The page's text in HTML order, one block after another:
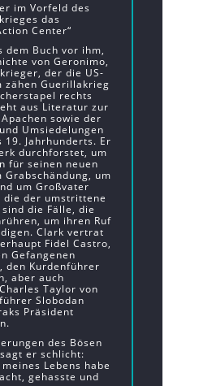
im Vorfeld des
das
Center“
Buch vor ihm,
von Geronimo,
der die US-
zähen Guerillakrieg
rechts
aus Literatur zur
sowie der
Umsiedelungen
19. Jahrhunderts. Er
durchforstet, um
für seinen neuen
Grabschändung, um
um Großvater
die der umstrittene
die Fälle, die
um ihren Ruf
Clark vertrat
Fidel Castro,
Gefangenen
den Kurdenführer
aber auch
Taylor von
Slobodan
Präsident
des Bösen
er schlicht:
Lebens habe
gehasste und